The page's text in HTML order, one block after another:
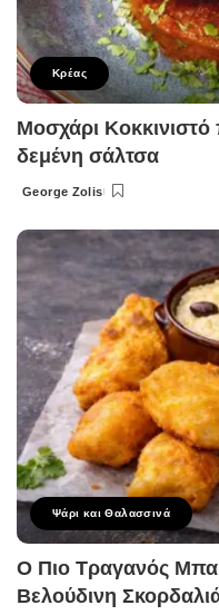
Κρέας
Μοσχάρι
δεμένη σάλτσα
Posted
George Zolis
Ψάρι και Θαλασσινά
Ο Πιο Τραγανός
Βελούδινη